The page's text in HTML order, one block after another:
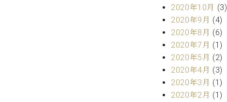
2020年10月 (3)
2020年9月 (4)
2020年8月 (6)
2020年7月 (1)
2020年5月 (2)
2020年4月 (3)
2020年3月 (1)
2020年2月 (1)